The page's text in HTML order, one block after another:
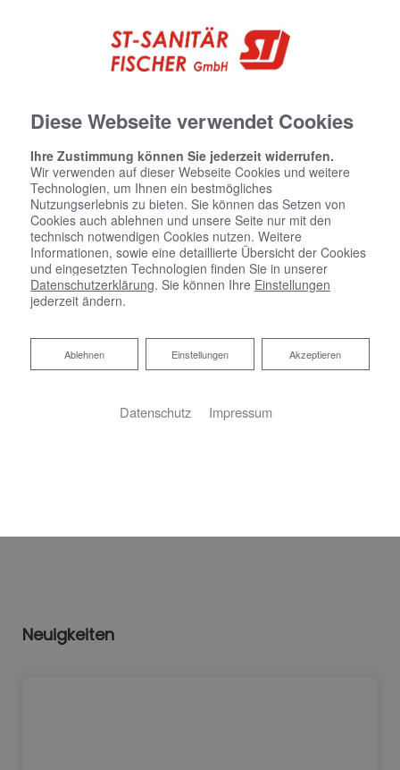
Ihr Budgetkalkulator Bad
Neuigkeiten
Diese Webseite verwendet Cookies
Ihre Zustimmung können Sie jederzeit widerrufen.
Wir verwenden auf dieser Webseite Cookies und weitere
Technologien, um Ihnen ein bestmögliches
Nutzungserlebnis zu bieten. Sie können das Setzen von
Cookies auch ablehnen und unsere Seite nur mit den
technisch notwendigen Cookies nutzen. Weitere
Informationen, sowie eine detaillierte Übersicht der Cookies
und eingesetzten Technologien finden Sie in unserer
Datenschutzerklärung. Sie können Ihre Einstellungen
jederzeit ändern.
Akzeptieren
Einstellungen
Ablehnen
Ablehnen
Datenschutz Impressum